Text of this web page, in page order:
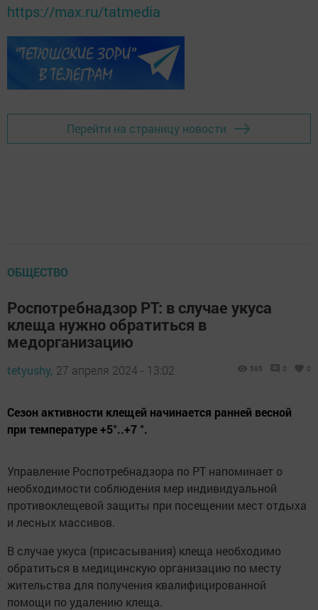
https://max.ru/tatmedia
Перейти на страницу новости
ОБЩЕСТВО
Роспотребнадзор РТ: в случае укуса
клеща нужно обратиться в
медорганизацию
tetyushy, 27 апреля 2024 - 13:02 595 0 0
Сезон активности клещей начинается ранней весной
при температуре +5°..+7 °.
Управление Роспотребнадзора по РТ напоминает о
необходимости соблюдения мер индивидуальной
противоклещевой защиты при посещении мест отдыха
и лесных массивов.
В случае укуса (присасывания) клеща необходимо
обратиться в медицинскую организацию по месту
жительства для получения квалифицированной
помощи по удалению клеща.